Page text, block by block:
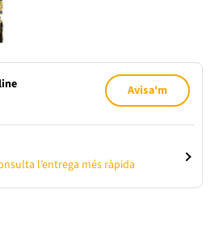
Avisa'm
l’entrega més ràpida